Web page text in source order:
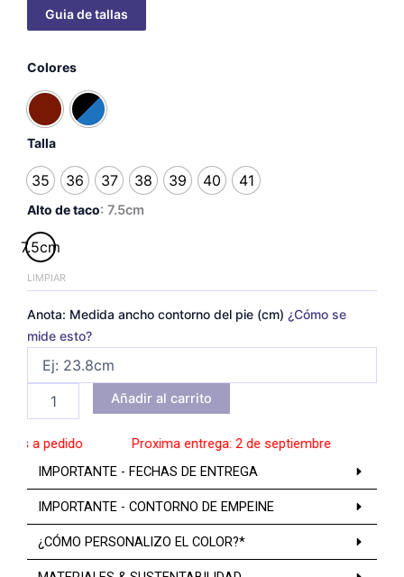
Colores
Talla
35 36 37 38 39 40 41
Alto de taco: 7.5cm
7.5cm
LIMPIAR
Anota: Medida ancho contorno del pie (cm) ¿Cómo se
mide esto?
zapatos
de
mi
boda
-
7.5
cm
cantidad
Añadir al carrito
a pedido______ Proxima entrega: 2 de septiembre______
IMPORTANTE - FECHAS DE ENTREGA
IMPORTANTE - CONTORNO DE EMPEINE
¿CÓMO PERSONALIZO EL COLOR?*